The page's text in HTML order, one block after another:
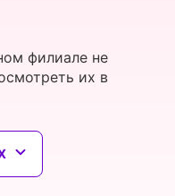
филиале не
их в